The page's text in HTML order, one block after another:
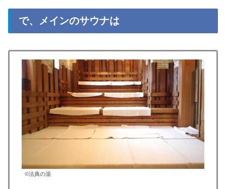
で、メインのサウナは
©法典の湯